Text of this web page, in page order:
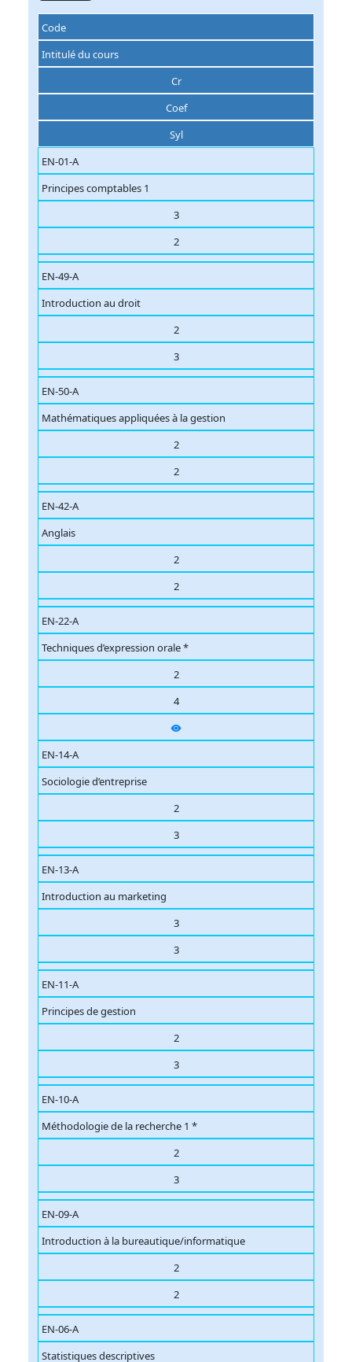
Code
Intitulé du cours
Cr
Coef
Syl
EN-01-A
Principes comptables 1
3
2
EN-49-A
Introduction au droit
2
3
EN-50-A
Mathématiques appliquées à la gestion
2
2
EN-42-A
Anglais
2
2
EN-22-A
Techniques d’expression orale *
2
4
EN-14-A
Sociologie d’entreprise
2
3
EN-13-A
Introduction au marketing
3
3
EN-11-A
Principes de gestion
2
3
EN-10-A
Méthodologie de la recherche 1 *
2
3
EN-09-A
Introduction à la bureautique/informatique
2
2
EN-06-A
Statistiques descriptives